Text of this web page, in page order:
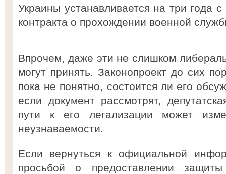
Украины устанавливается на три года
контракта о прохождении военной
Впрочем, даже эти не слишком
могут принять. Законопроект до сих
пока не понятно, состоится ли его
если документ рассмотрят,
пути к его легализации может
неузнаваемости.
Если вернуться к официальной
просьбой о предоставлении